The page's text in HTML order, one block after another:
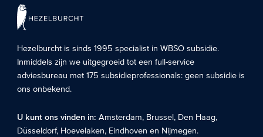
Hezelburcht is sinds 1995 specialist inWBSO subsidie.
Inmiddels zijn we uitgegroeid tot een full-service
adviesbureau met 175 subsidieprofessionals: geen subsidie is
ons onbekend.
U kunt ons vinden in:Amsterdam, Brussel, Den Haag,
Düsseldorf, Hoevelaken, Eindhoven en Nijmegen.